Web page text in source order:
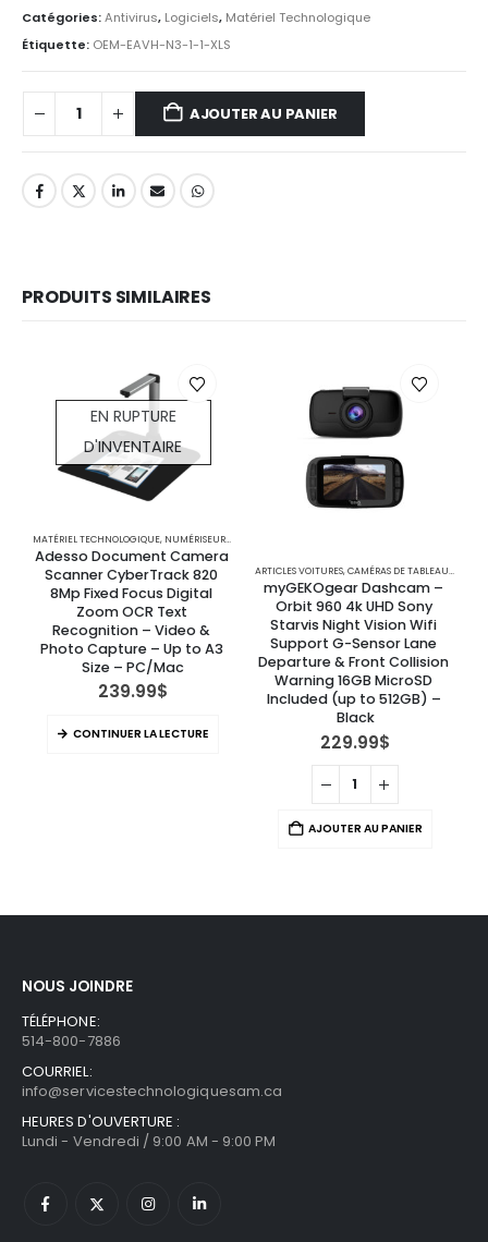
Catégories:Antivirus, Logiciels, Matériel Technologique
Étiquette: OEM-EAVH-N3-1-1-XLS
AJOUTER AU PANIER
PRODUITS SIMILAIRES
EN RUPTURE
D'INVENTAIRE
MATÉRIEL TECHNOLOGIQUE, NUMÉRISEURS ET SCANNERS
Adesso Document Camera
Scanner CyberTrack 820
8Mp Fixed Focus Digital
Zoom OCR Text
Recognition – Video &
Photo Capture – Up to A3
Size – PC/Mac
239.99$
CONTINUER LA LECTURE
ARTICLES VOITURES,CAMÉRAS DE TABLEAU DE BORD
myGEKOgear Dashcam –
Orbit 960 4k UHD Sony
Starvis Night Vision Wifi
Support G-Sensor Lane
Departure & Front Collision
Warning 16GB MicroSD
Included (up to 512GB) –
Black
229.99$
AJOUTER AU PANIER
NOUS JOINDRE
TÉLÉPHONE:
514-800-7886
COURRIEL:
info@servicestechnologiquesam.ca
HEURES D'OUVERTURE :
Lundi - Vendredi / 9:00 AM - 9:00 PM